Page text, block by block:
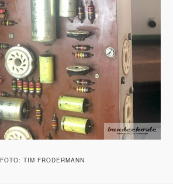
FOTO: TIM FRODERMANN